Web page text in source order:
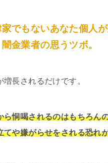
でもないあなた個人
金業者の思うツボ。
増長されるだけです。
ら恫喝されるのはもちろん
てや嫌がらせをされる恐れ